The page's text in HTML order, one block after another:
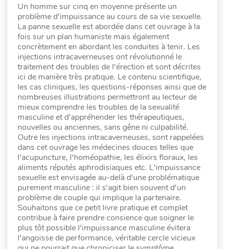
Un homme sur cinq en moyenne présente un
problème d'impuissance au cours de sa vie sexuelle.
La panne sexuelle est abordée dans cet ouvrage à la
fois sur un plan humaniste mais également
concrètement en abordant les conduites à tenir. Les
injections intracaverneuses ont révolutionné le
traitement des troubles de l'érection et sont décrites
ici de manière très pratique. Le contenu scientifique,
les cas cliniques, les questions-réponses ainsi que de
nombreuses illustrations permettront au lecteur de
mieux comprendre les troubles de la sexualité
masculine et d'appréhender les thérapeutiques,
nouvelles ou anciennes, sans gêne ni culpabilité.
Outre les injections intracaverneuses, sont rappelées
dans cet ouvrage les médecines douces telles que
l'acupuncture, l'homéopathie, les élixirs floraux, les
aliments réputés aphrodisiaques etc. L'impuissance
sexuelle est envisagée au-delà d'une problématique
purement masculine : il s'agit bien souvent d'un
problème de couple qui implique la partenaire.
Souhaitons que ce petit livre pratique et complet
contribue à faire prendre consience que soigner le
plus tôt possible l'impuissance masculine évitera
l'angoisse de performance, véritable cercle vicieux